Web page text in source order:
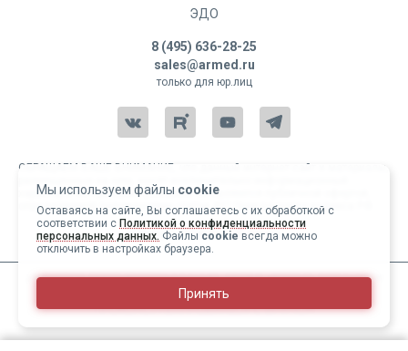
Мы используем файлы cookie
Оставаясь на сайте, Вы соглашаетесь с их обработкой с
соответствии с Политикой о конфиденциальности
персональных данных. Файлы cookie всегда можно
отключить в настройках браузера.
Принять
ЭДО
8 (495) 636-28-25
sales@armed.ru
только для юр.лиц
ОБРАЩАЕМ ВАШЕ ВНИМАНИЕ, что данный интернет-сайт и материалы,
характер и ни при каких условиях не являются публичной офертой,
определяемой положениями статьи 437 Гражданского кодекса РФ.
Copyright 2004-2026 © Армед
ИМЕЮТСЯ ПРОТИВОПОКАЗАНИЯ, ПЕРЕД ИСПОЛЬЗОВАНИЕМ
НЕОБХОДИМО ОЗНАКОМИТЬСЯ С ИНСТРУКЦИЕЙ И
ПРОКОНСУЛЬТИРОВАТЬСЯ С ВРАЧОМ